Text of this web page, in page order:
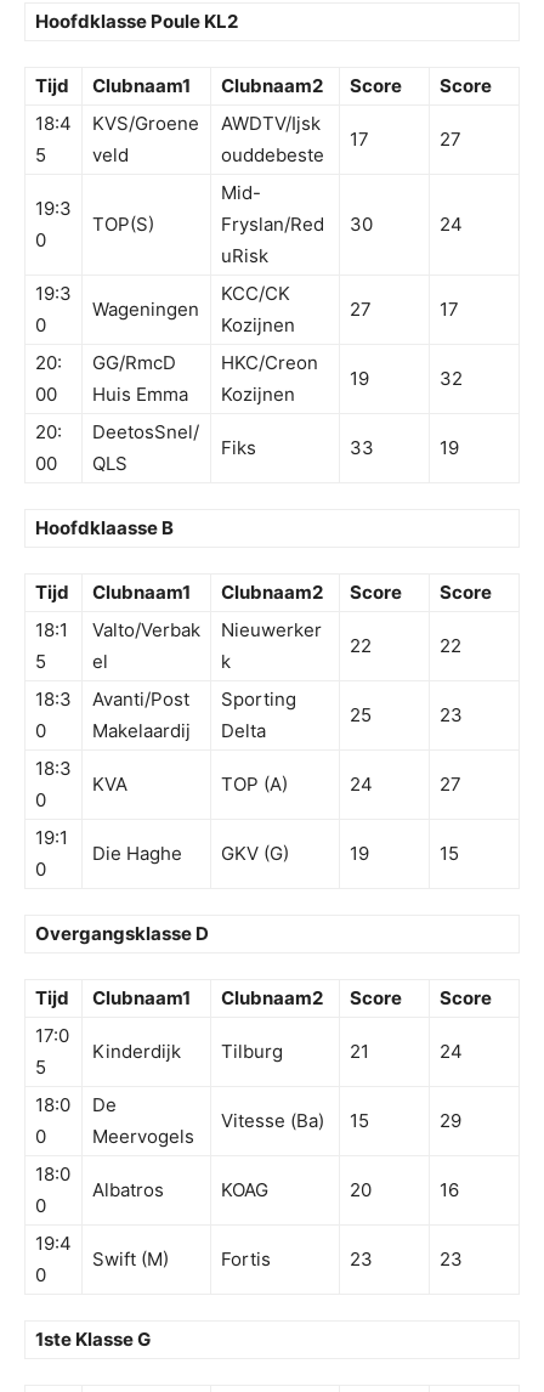
Hoofdklasse Poule KL2
Tijd Clubnaam1 Clubnaam2 Score
Score
18:4
5
KVS/Groene
veld
AWDTV/Ijsk
ouddebeste
17 27
19:3
0
TOP(S)
Mid-
Fryslan/Red
uRisk
30 24
19:3
0
Wageningen
KCC/CK
Kozijnen
27 17
20:
00
GG/RmcD
Huis Emma
HKC/Creon
Kozijnen
19 32
20:
00
DeetosSnel/
QLS
Fiks 33 19
Hoofdklaasse B
Tijd Clubnaam1 Clubnaam2 Score
Score
18:1
5
Valto/Verbak
el
Nieuwerker
k
22 22
18:3
0
Avanti/Post
Makelaardij
Sporting
Delta
25 23
18:3
0
KVA TOP (A) 24 27
19:1
0
Die Haghe GKV (G) 19 15
Overgangsklasse D
Tijd Clubnaam1 Clubnaam2 Score
Score
17:0
5
Kinderdijk Tilburg 21 24
18:0
0
De
Meervogels
Vitesse (Ba) 15 29
18:0
0
Albatros KOAG 20 16
19:4
0
Swift (M) Fortis 23 23
1ste Klasse G